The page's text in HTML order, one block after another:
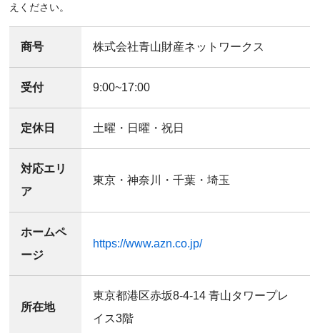
えください。
商号 株式会社青山財産ネットワークス
受付 9:00~17:00
定休日 土曜・日曜・祝日
対応エリ
ア
東京・神奈川・千葉・埼玉
ホームペ
ージ
https://www.azn.co.jp/
所在地
東京都港区赤坂8-4-14 青山タワープレ
イス3階